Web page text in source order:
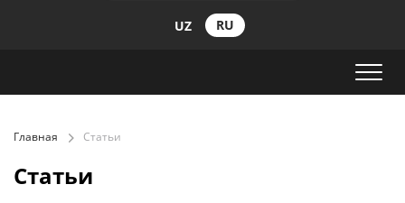
UZ RU
Главная Статьи
Статьи